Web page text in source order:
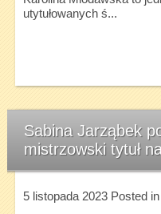
utytułowanych ś...
Sabina Jarząbek
mistrzowski tytuł
5 listopada 2023Posted in